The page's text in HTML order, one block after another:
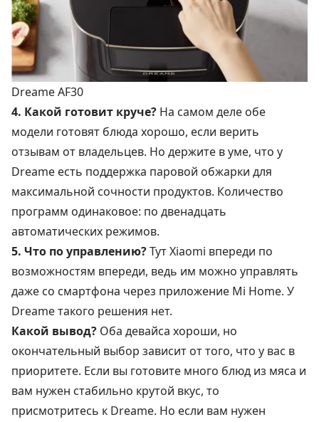
Dreame AF30
4. Какой готовит круче? На самом деле обе
модели готовят блюда хорошо, если верить
отзывам от владельцев. Но держите в уме, что у
Dreame есть поддержка паровой обжарки для
максимальной сочности продуктов. Количество
программ одинаковое: по двенадцать
автоматических режимов.
5. Что по управлению?Тут Xiaomi впереди по
возможностям впереди, ведь им можно управлять
даже со смартфона через приложение Mi Home. У
Dreame такого решения нет.
Какой вывод? Оба девайса хороши, но
окончательный выбор зависит от того, что у вас в
приоритете. Если вы готовите много блюд из мяса и
вам нужен стабильно крутой вкус, то
присмотритесь к Dreame. Но если вам нужен